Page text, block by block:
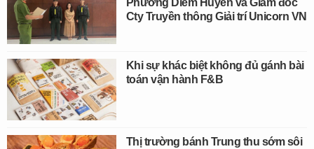
Phương Diễm Huyền và Giám đốc
Cty Truyền thông Giải trí Unicorn VN
Khi sự khác biệt không đủ gánh bài
toán vận hành F&B
Thị trường bánh Trung thu sớm sôi